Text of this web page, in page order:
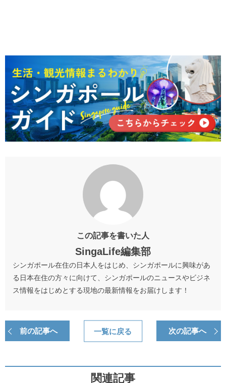
この記事を書いた人
SingaLife編集部
シンガポール在住の日本人をはじめ、シンガポールに興味があ
る日本在住の方々に向けて、シンガポールのニュースやビジネ
ス情報をはじめとする現地の最新情報をお届けします！
前の記事へ 次の記事へ
一覧に戻る
関連記事